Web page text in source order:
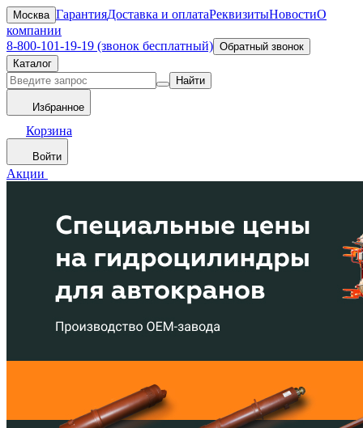
Москва ГарантияДоставка и оплатаРеквизитыНовостиО
компании
8-800-101-19-19 (звонок бесплатный) Обратный звонок
Каталог
Найти
Избранное
Корзина
Войти
Акции